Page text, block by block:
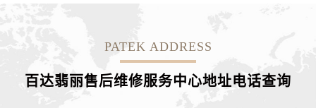
PATEK ADDRESS
百达翡丽售后维修服务中心地址电话查询